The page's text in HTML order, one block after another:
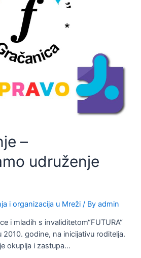
–
udruženje
i organizacija u Mreži / By admin
i mladih s invaliditetom“FUTURA“
godine, na inicijativu roditelja.
okuplja i zastupa…